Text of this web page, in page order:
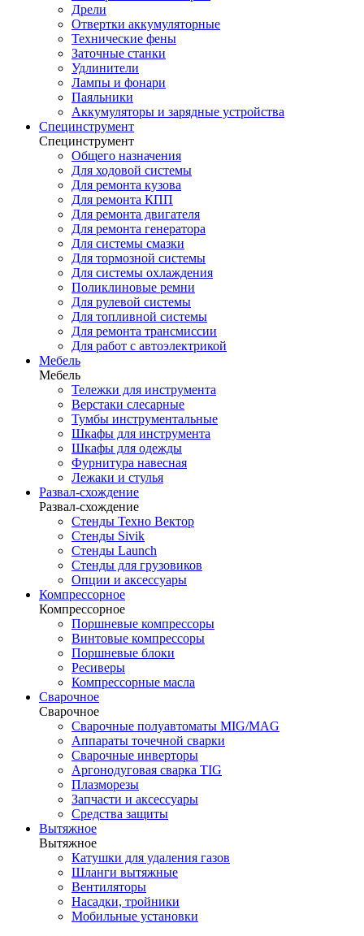
Дрели
Отвертки аккумуляторные
Технические фены
Заточные станки
Удлинители
Лампы и фонари
Паяльники
Аккумуляторы и зарядные устройства
Специнструмент
Специнструмент
Общего назначения
Для ходовой системы
Для ремонта кузова
Для ремонта КПП
Для ремонта двигателя
Для ремонта генератора
Для системы смазки
Для тормозной системы
Для системы охлаждения
Поликлиновые ремни
Для рулевой системы
Для топливной системы
Для ремонта трансмиссии
Для работ с автоэлектрикой
Мебель
Мебель
Тележки для инструмента
Верстаки слесарные
Тумбы инструментальные
Шкафы для инструмента
Шкафы для одежды
Фурнитура навесная
Лежаки и стулья
Развал-схождение
Развал-схождение
Стенды Техно Вектор
Стенды Sivik
Стенды Launch
Стенды для грузовиков
Опции и аксессуары
Компрессорное
Компрессорное
Поршневые компрессоры
Винтовые компрессоры
Поршневые блоки
Ресиверы
Компрессорные масла
Сварочное
Сварочное
Сварочные полуавтоматы MIG/MAG
Аппараты точечной сварки
Сварочные инверторы
Аргонодуговая сварка TIG
Плазморезы
Запчасти и аксессуары
Средства защиты
Вытяжное
Вытяжное
Катушки для удаления газов
Шланги вытяжные
Вентиляторы
Насадки, тройники
Мобильные установки